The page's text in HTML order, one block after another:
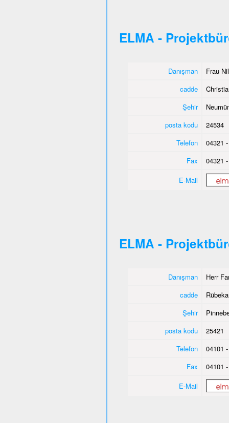
ELMA -
Danışman
Frau
cadde
Şehir
posta kodu
24534
Telefon
04321
Fax
04321
E-Mail
ELMA -
Danışman
Herr
cadde
Şehir
posta kodu
25421
Telefon
04101
Fax
04101
E-Mail